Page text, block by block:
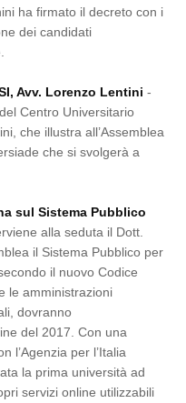
ha firmato il decreto con i
dei candidati
Avv. Lorenzo Lentini -
Centro Universitario
che illustra all’Assemblea
che si svolgerà a
sul Sistema Pubblico
alla seduta il Dott.
il Sistema Pubblico per
il nuovo Codice
le amministrazioni
dovranno
del 2017. Con una
l’Agenzia per l’Italia
la prima università ad
servizi online utilizzabili